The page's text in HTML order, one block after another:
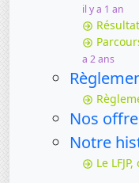
il y a 1 an
a 2 ans
Nos
Notre
Le